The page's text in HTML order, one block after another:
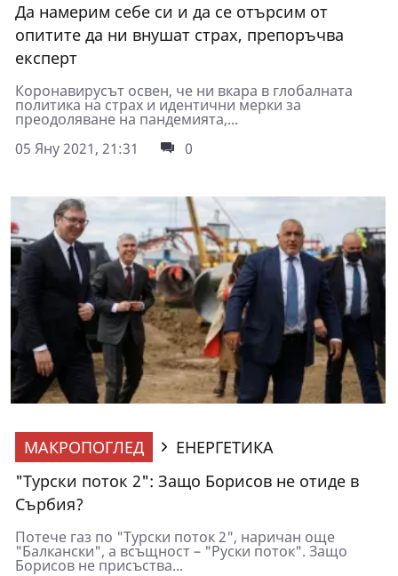
Да намерим себе си и да се отърсим от
опитите да ни внушат страх, препоръчва
експерт
Коронавирусът освен, че ни вкара в глобалната
политика на страх и идентични мерки за
преодоляване на пандемията,...
05 Яну 2021, 21:31
0
МАКРОПОГЛЕД
ЕНЕРГЕТИКА
"Турски поток 2": Защо Борисов не отиде в
Сърбия?
Потече газ по "Турски поток 2", наричан още
"Балкански", а всъщност – "Руски поток". Защо
Борисов не присъства...